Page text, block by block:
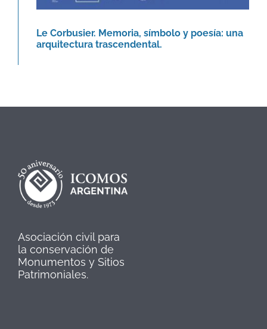
Le Corbusier. Memoria, símbolo y poesía: una
arquitectura trascendental.
Asociación civil para
la conservación de
Monumentos y Sitios
Patrimoniales.